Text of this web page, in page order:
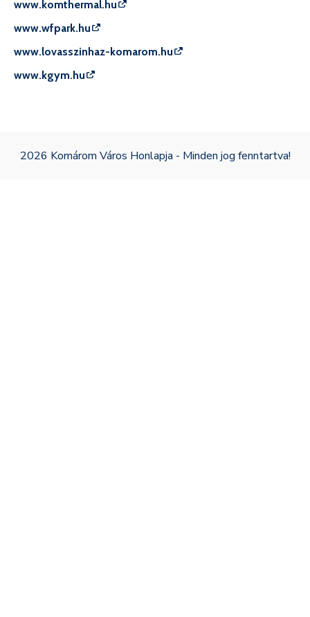
www.komthermal.hu
www.wfpark.hu
www.lovasszinhaz-komarom.hu
www.kgym.hu
2026 Komárom Város Honlapja - Minden jog fenntartva!